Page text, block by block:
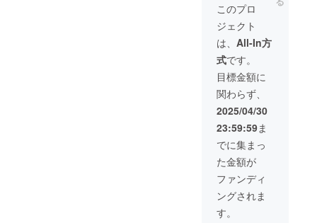
自己負
担とさ
せてい
ただき
会場場
所、時
間が決
まり次
第早急
にお知
らせい
たしま
す。 ※
レセプ
ション
パー
ティー
芸術監
挨拶 ・
ゲスト
サーご
紹介 ・
演目 /
キャス
ト ・出
お顔写
真 ・リ
ハーサ
ル写真
多数 そ
の他広
告等 ※
前を、
備考欄
にご記
入くだ
さいま
せ。
を記載
させて
いただ
きま
す。 お
花は手
配させ
ていた
だいた
あと写
真を撮
影し、
お礼の
メッ
セージ
と共に
後日
メール
このプロ
ジェクト
は、 All-In方
式です。
目標金額に
関わらず、
2025/04/30
23:59:59ま
でに集まっ
た金額が
ファンディ
ングされま
す。